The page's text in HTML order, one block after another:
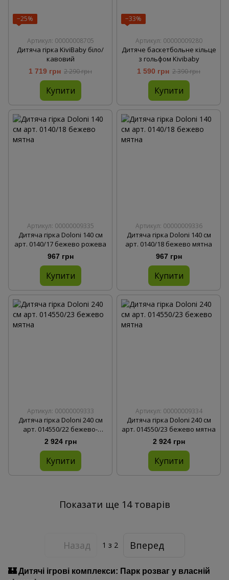
−25%
Артикул: 00000008705
Дитяча гірка KiviBaby біло/
кавовий
1 719 грн 2 290 грн
Купити
−33%
Артикул: 00000009280
Дитяче баскетбольне кільце
з гольфом Kivibaby
1 590 грн 2 390 грн
Купити
Артикул: 00000009335
Дитяча гірка Doloni 140 см
арт. 0140/17 бежево рожева
967 грн
Купити
Артикул: 00000009336
Дитяча гірка Doloni 140 см
арт. 0140/18 бежево мятна
967 грн
Купити
Артикул: 00000009333
Дитяча гірка Doloni 240 см
арт. 014550/22 бежево-
рожева
2 924 грн
Купити
Артикул: 00000009334
Дитяча гірка Doloni 240 см
арт. 014550/23 бежево мятна
2 924 грн
Купити
Показати ще 14 товарів
Назад 1 з 2 Вперед
🏰 Дитячі ігрові комплекси: Парк розваг у власній